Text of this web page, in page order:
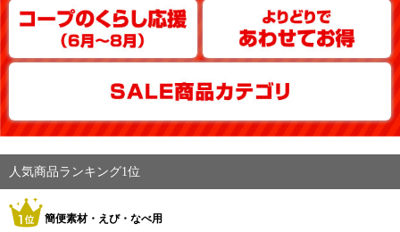
人気商品ランキング1位
簡便素材・えび・なべ用